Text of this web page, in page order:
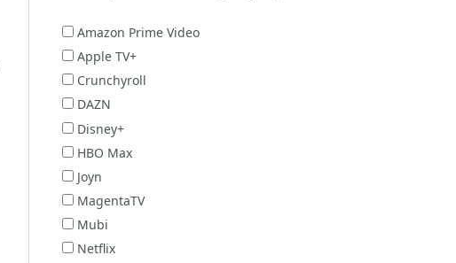
Amazon Prime Video
Apple TV+
Crunchyroll
DAZN
Disney+
HBO Max
Joyn
MagentaTV
Mubi
Netflix